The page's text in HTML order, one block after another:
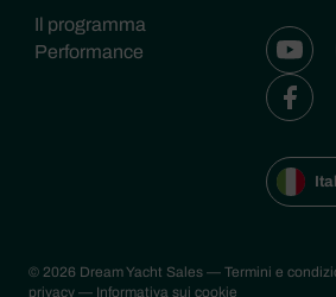
Il programma
Performance
© 2026 Dream Yacht Sales — Termini e
privacy — Informativa sui cookie